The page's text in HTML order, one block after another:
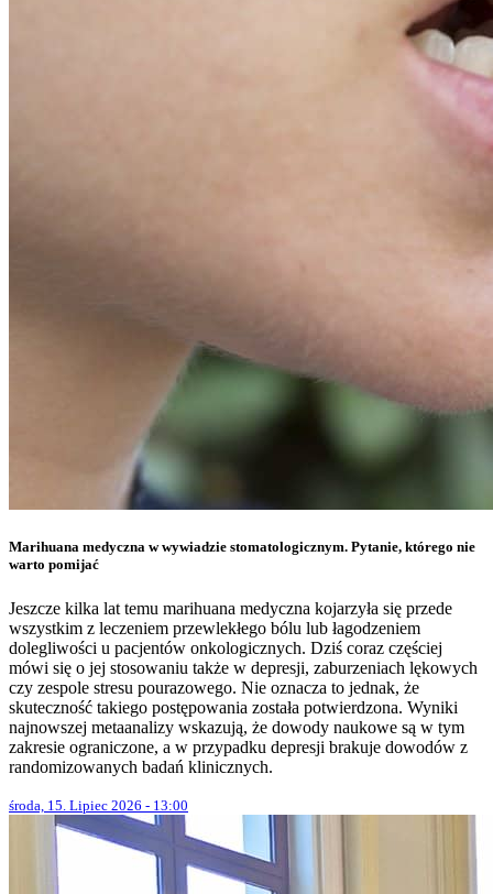
Marihuana medyczna w wywiadzie stomatologicznym. Pytanie, którego nie
warto pomijać
Jeszcze kilka lat temu marihuana medyczna kojarzyła się przede
wszystkim z leczeniem przewlekłego bólu lub łagodzeniem
dolegliwości u pacjentów onkologicznych. Dziś coraz częściej
mówi się o jej stosowaniu także w depresji, zaburzeniach lękowych
czy zespole stresu pourazowego. Nie oznacza to jednak, że
skuteczność takiego postępowania została potwierdzona. Wyniki
najnowszej metaanalizy wskazują, że dowody naukowe są w tym
zakresie ograniczone, a w przypadku depresji brakuje dowodów z
randomizowanych badań klinicznych.
środa, 15. Lipiec 2026 - 13:00